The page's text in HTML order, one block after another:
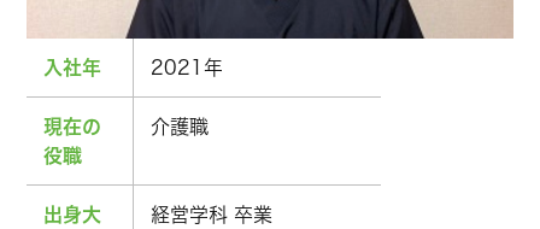
入社年 2021年
現在の
役職
介護職
出身大
経営学科 卒業